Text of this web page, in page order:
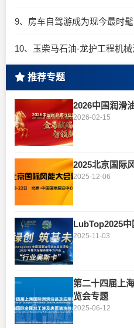
9、房车自驾游成为现今最时
推荐专题
2026中国润滑
2026-02-15
2025北京国际
2025-12-06
LubTop2025
2025-11-03
第二十四届上
览会专题
2025-06-12